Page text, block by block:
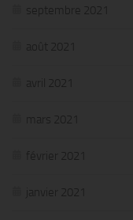
septembre 2021
août 2021
avril 2021
mars 2021
février 2021
janvier 2021